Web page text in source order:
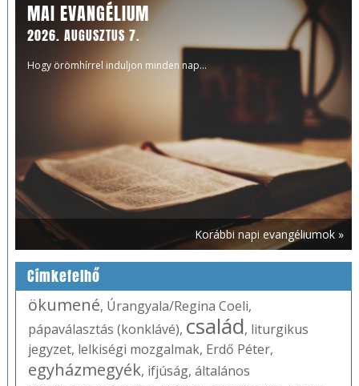
MAI EVANGÉLIUM
2026. AUGUSZTUS 7.
Hogy örömhírrel induljon minden nap...
Korábbi napi evangéliumok »
Címkefelhő
ökumené, Úrangyala/Regina Coeli,
pápaválasztás (konklávé), család, liturgikus
jegyzet, lelkiségi mozgalmak, Erdő Péter,
egyházmegyék, ifjúság, általános